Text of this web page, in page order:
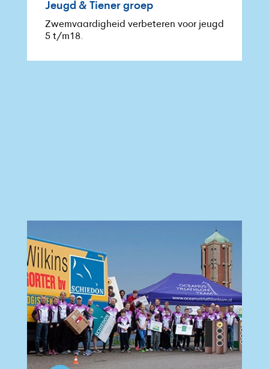
Jeugd & Tiener groep
Zwemvaardigheid verbeteren voor jeugd
5 t/m18.